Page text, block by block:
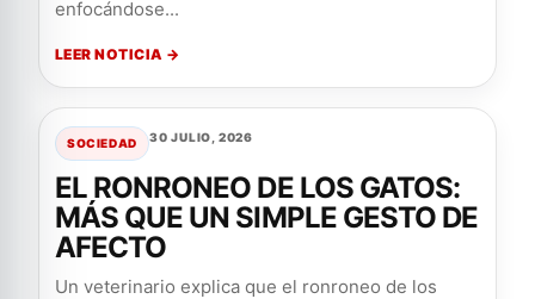
enfocándose...
LEER NOTICIA →
SOCIEDAD 30 JULIO, 2026
EL RONRONEO DE LOS GATOS:
MÁS QUE UN SIMPLE GESTO DE
AFECTO
Un veterinario explica que el ronroneo de los